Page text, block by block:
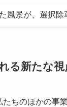
風景が、選択
る新たな視
ちのほかの事